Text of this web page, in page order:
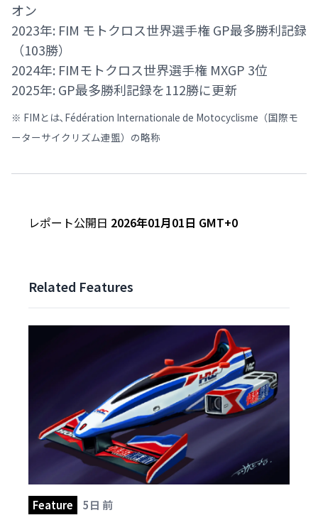
オン
2023年: FIM モトクロス世界選手権 GP最多勝利記録
（103勝）
2024年: FIMモトクロス世界選手権 MXGP 3位
2025年: GP最多勝利記録を112勝に更新
※ FIMとは､Fédération Internationale de Motocyclisme（国際モ
ーターサイクリズム連盟）の略称
レポート公開日 2026年01月01日 GMT+0
Related Features
Feature 5日 前